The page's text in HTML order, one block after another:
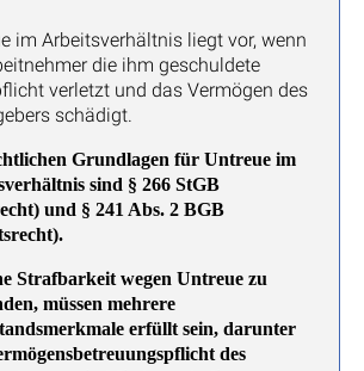
im Arbeitsverhältnis liegt vor, wenn
die ihm geschuldete
verletzt und das Vermögen des
schädigt.
Grundlagen für Untreue im
sind § 266 StGB
und § 241 Abs. 2 BGB
Strafbarkeit wegen Untreue zu
müssen mehrere
erfüllt sein, darunter
des